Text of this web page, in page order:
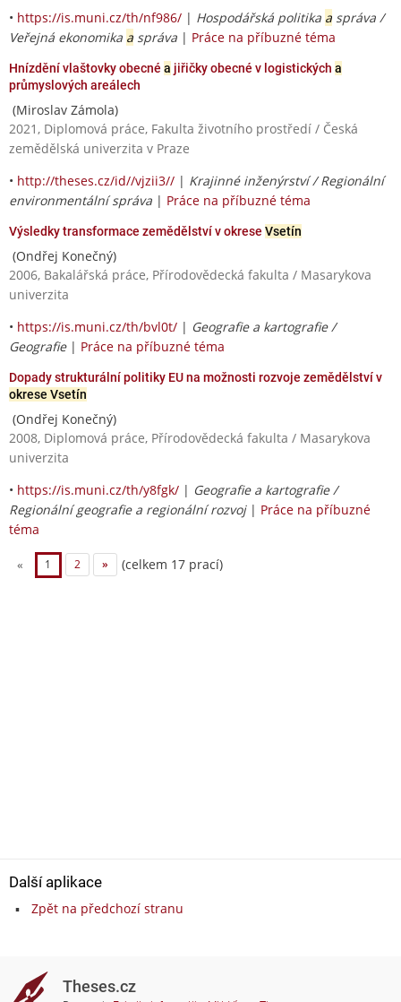
• https://is.muni.cz/th/nf986/ | Hospodářská politika a správa /
Veřejná ekonomika a správa | Práce na příbuzné téma
Hnízdění vlaštovky obecné a jiřičky obecné v logistických a
průmyslových areálech
(Miroslav Zámola)
2021, Diplomová práce, Fakulta životního prostředí / Česká
zemědělská univerzita v Praze
• http://theses.cz/id//vjzii3// | Krajinné inženýrství / Regionální
environmentální správa | Práce na příbuzné téma
Výsledky transformace zemědělství v okrese Vsetín
(Ondřej Konečný)
2006, Bakalářská práce, Přírodovědecká fakulta / Masarykova
univerzita
• https://is.muni.cz/th/bvl0t/ | Geografie a kartografie /
Geografie| Práce na příbuzné téma
Dopady strukturální politiky EU na možnosti rozvoje zemědělství v
okrese Vsetín
(Ondřej Konečný)
2008, Diplomová práce, Přírodovědecká fakulta / Masarykova
univerzita
• https://is.muni.cz/th/y8fgk/ | Geografie a kartografie /
Regionální geografie a regionální rozvoj| Práce na příbuzné
téma
« 1 2 » (celkem 17 prací)
Další aplikace
Zpět na předchozí stranu
Theses.cz